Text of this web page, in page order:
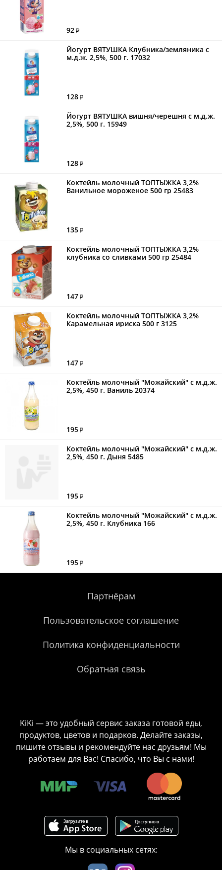
92
Йогурт ВЯТУШКА Клубника/земляника с
м.д.ж. 2,5%, 500 г. 17032
128
Йогурт ВЯТУШКА вишня/черешня с м.д.ж.
2,5%, 500 г. 15949
128
Коктейль молочный ТОПТЫЖКА 3,2%
Ванильное мороженое 500 гр 25483
135
Коктейль молочный ТОПТЫЖКА 3,2%
клубника со сливками 500 гр 25484
147
Коктейль молочный ТОПТЫЖКА 3,2%
Карамельная ириска 500 г 3125
147
Коктейль молочный "Можайский" с м.д.ж.
2,5%, 450 г. Ваниль 20374
195
Коктейль молочный "Можайский" с м.д.ж.
2,5%, 450 г. Дыня 5485
195
Коктейль молочный "Можайский" с м.д.ж.
2,5%, 450 г. Клубника 166
195
Партнёрам
Пользовательское соглашение
Политика конфиденциальности
Обратная связь
KiKi — это удобный сервис заказа готовой еды,
продуктов, цветов и подарков. Делайте заказы,
пишите отзывы и рекомендуйте нас друзьям! Мы
работаем для Вас! Спасибо, что Вы с нами!
Мы в социальных сетях: